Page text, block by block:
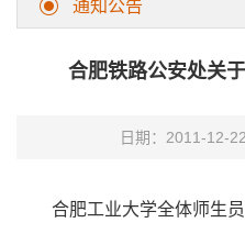
通知公告
合肥铁路公安处关
日期：2011-12-22
合肥工业大学全体师生员